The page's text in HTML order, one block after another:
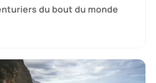
du bout du monde